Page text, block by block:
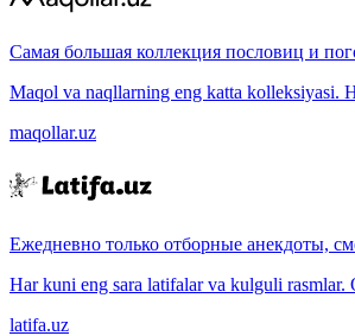
Самая большая коллекция пословиц и
Maqol va naqllarning eng katta kolleksiyasi.
maqollar.uz
Ежедневно только отборные анекдоты,
Har kuni eng sara latifalar va kulguli
latifa.uz